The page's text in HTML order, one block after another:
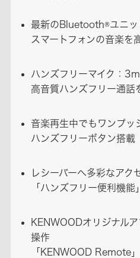
最新のBluetooth®ユニッ
スマートフォンの音楽を
ハンズフリーマイク：
高音質ハンズフリー通話
音楽再生中でもワンプッ
ハンズフリーボタン搭載
レシーバーへ多彩なアク
「ハンズフリー便利機能」
KENWOODオリジナル
操作
「KENWOOD Remote」